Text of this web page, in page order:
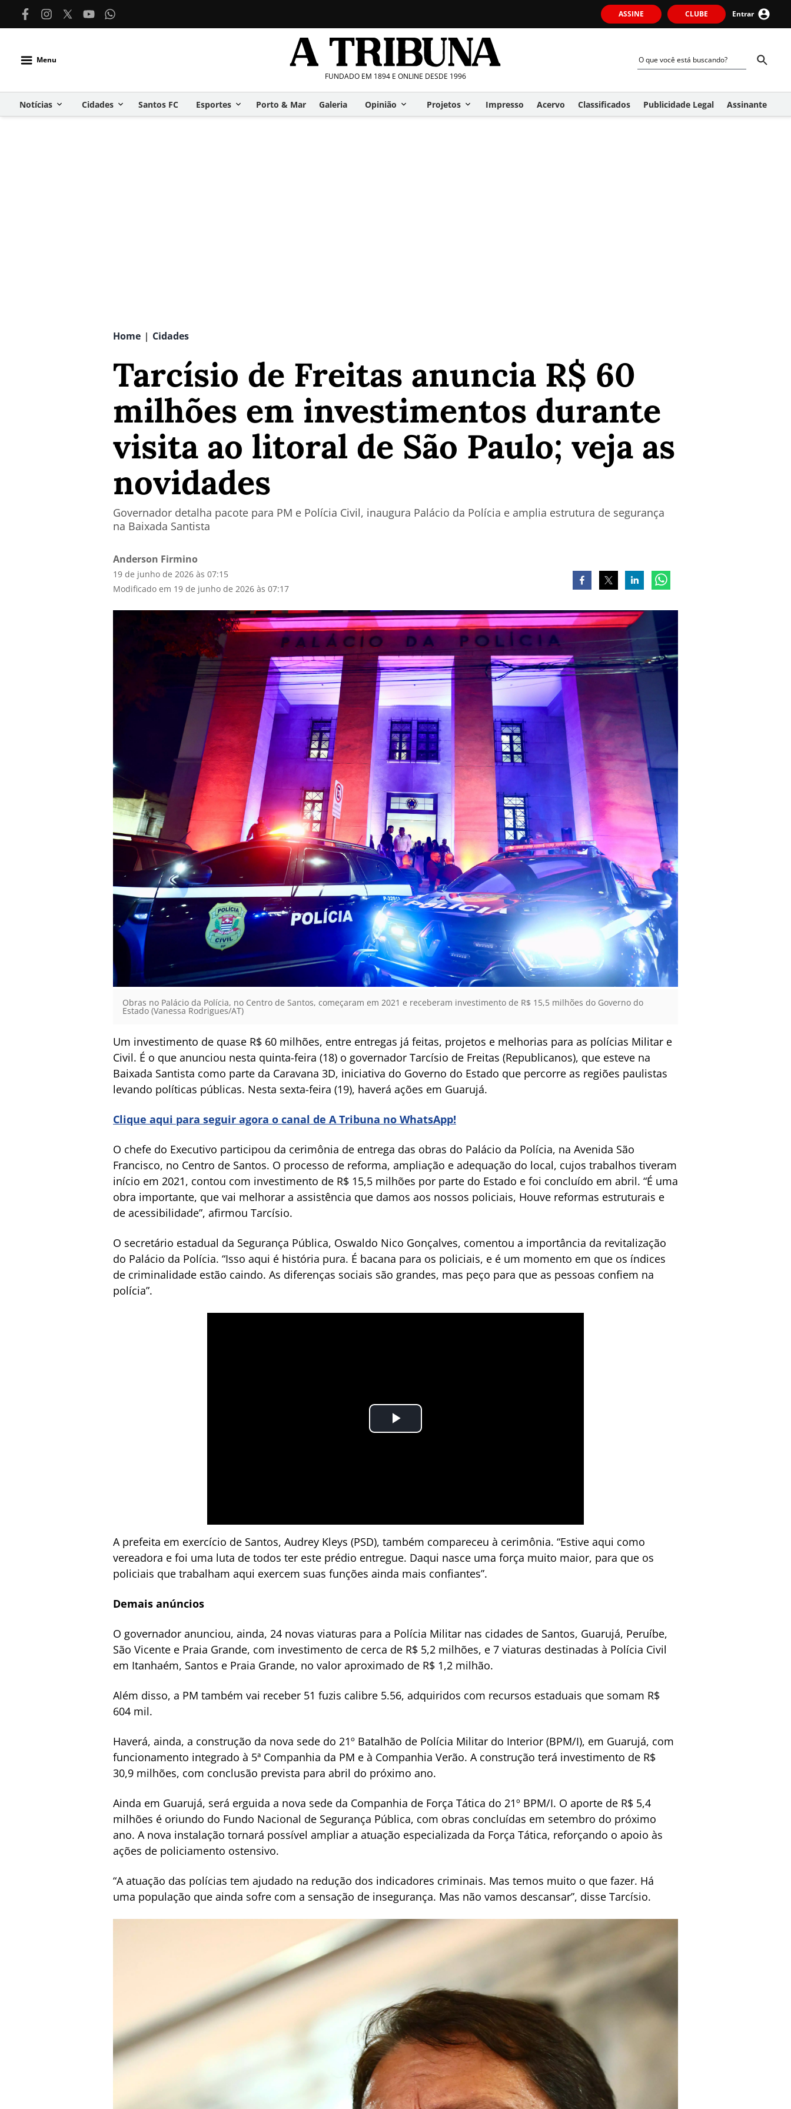
ASSINE CLUBE Entrar
Menu
FUNDADO EM 1894 E ONLINE DESDE 1996
Notícias Cidades Santos FC Esportes Porto & Mar Galeria Opinião Projetos Impresso Acervo Classificados Publicidade Legal Assinante
Home | Cidades
Tarcísio de Freitas anuncia R$ 60
milhões em investimentos durante
visita ao litoral de São Paulo; veja as
novidades
Governador detalha pacote para PM e Polícia Civil, inaugura Palácio da Polícia e amplia estrutura de segurança
na Baixada Santista
Anderson Firmino
19 de junho de 2026 às 07:15
Modificado em 19 de junho de 2026 às 07:17
Obras no Palácio da Polícia, no Centro de Santos, começaram em 2021 e receberam investimento de R$ 15,5 milhões do Governo do
Estado (Vanessa Rodrigues/AT)
Um investimento de quase R$ 60 milhões, entre entregas já feitas, projetos e melhorias para as polícias Militar e
Civil. É o que anunciou nesta quinta-feira (18) o governador Tarcísio de Freitas (Republicanos), que esteve na
Baixada Santista como parte da Caravana 3D, iniciativa do Governo do Estado que percorre as regiões paulistas
levando políticas públicas. Nesta sexta-feira (19), haverá ações em Guarujá.
Clique aqui para seguir agora o canal de A Tribuna no WhatsApp!
O chefe do Executivo participou da cerimônia de entrega das obras do Palácio da Polícia, na Avenida São
Francisco, no Centro de Santos. O processo de reforma, ampliação e adequação do local, cujos trabalhos tiveram
início em 2021, contou com investimento de R$ 15,5 milhões por parte do Estado e foi concluído em abril. “É uma
obra importante, que vai melhorar a assistência que damos aos nossos policiais, Houve reformas estruturais e
de acessibilidade”, afirmou Tarcísio.
O secretário estadual da Segurança Pública, Oswaldo Nico Gonçalves, comentou a importância da revitalização
do Palácio da Polícia. “Isso aqui é história pura. É bacana para os policiais, e é um momento em que os índices
de criminalidade estão caindo. As diferenças sociais são grandes, mas peço para que as pessoas confiem na
polícia”.
A prefeita em exercício de Santos, Audrey Kleys (PSD), também compareceu à cerimônia. “Estive aqui como
vereadora e foi uma luta de todos ter este prédio entregue. Daqui nasce uma força muito maior, para que os
policiais que trabalham aqui exercem suas funções ainda mais confiantes”.
Demais anúncios
O governador anunciou, ainda, 24 novas viaturas para a Polícia Militar nas cidades de Santos, Guarujá, Peruíbe,
São Vicente e Praia Grande, com investimento de cerca de R$ 5,2 milhões, e 7 viaturas destinadas à Polícia Civil
em Itanhaém, Santos e Praia Grande, no valor aproximado de R$ 1,2 milhão.
Além disso, a PM também vai receber 51 fuzis calibre 5.56, adquiridos com recursos estaduais que somam R$
604 mil.
Haverá, ainda, a construção da nova sede do 21º Batalhão de Polícia Militar do Interior (BPM/I), em Guarujá, com
funcionamento integrado à 5ª Companhia da PM e à Companhia Verão. A construção terá investimento de R$
30,9 milhões, com conclusão prevista para abril do próximo ano.
Ainda em Guarujá, será erguida a nova sede da Companhia de Força Tática do 21º BPM/I. O aporte de R$ 5,4
milhões é oriundo do Fundo Nacional de Segurança Pública, com obras concluídas em setembro do próximo
ano. A nova instalação tornará possível ampliar a atuação especializada da Força Tática, reforçando o apoio às
ações de policiamento ostensivo.
“A atuação das polícias tem ajudado na redução dos indicadores criminais. Mas temos muito o que fazer. Há
uma população que ainda sofre com a sensação de insegurança. Mas não vamos descansar”, disse Tarcísio.